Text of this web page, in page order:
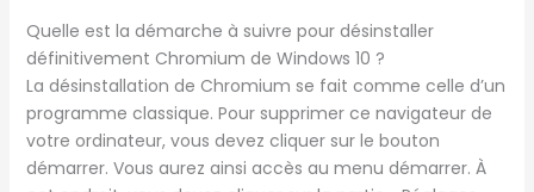
Quelle est la démarche à suivre pour désinstaller
définitivement Chromium de Windows 10 ?
La désinstallation de Chromium se fait comme celle d’un
programme classique. Pour supprimer ce navigateur de
votre ordinateur, vous devez cliquer sur le bouton
démarrer. Vous aurez ainsi accès au menu démarrer. À